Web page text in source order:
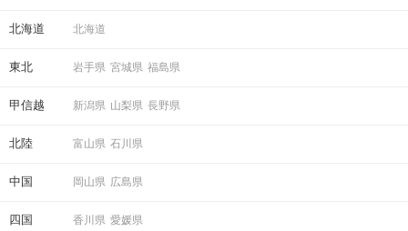
北海道 北海道
東北 岩手県 宮城県 福島県
甲信越 新潟県 山梨県 長野県
北陸 富山県 石川県
中国 岡山県 広島県
四国 香川県 愛媛県